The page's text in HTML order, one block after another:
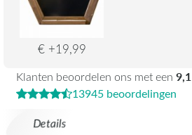
Details
Klanten beoordelen ons met een 9,1
13945 beoordelingen
€ +19,99